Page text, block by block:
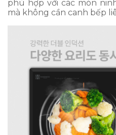
phù hợp với các món
mà không cần canh bếp